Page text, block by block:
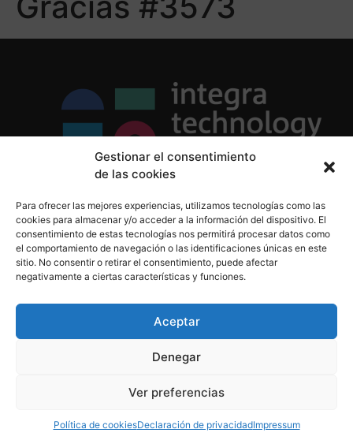
Gestionar el consentimiento
de las cookies
Para ofrecer las mejores experiencias, utilizamos tecnologías como las
cookies para almacenar y/o acceder a la información del dispositivo. El
consentimiento de estas tecnologías nos permitirá procesar datos como
el comportamiento de navegación o las identificaciones únicas en este
sitio. No consentir o retirar el consentimiento, puede afectar
negativamente a ciertas características y funciones.
Aceptar
Denegar
Ver preferencias
Política de cookiesDeclaración de privacidadImpressum
Política de Cookies
Aviso Legal
910 607 564
derechos reservados